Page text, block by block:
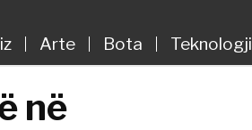
Arte Bota Teknologji
në